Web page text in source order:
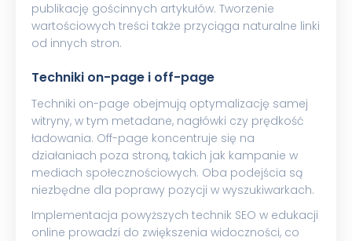
publikację gościnnych artykułów. Tworzenie
wartościowych treści także przyciąga naturalne linki
od innych stron.
Techniki on-page i off-page
Techniki on-page obejmują optymalizację samej
witryny, w tym metadane, nagłówki czy prędkość
ładowania. Off-page koncentruje się na
działaniach poza stroną, takich jak kampanie w
mediach społecznościowych. Oba podejścia są
niezbędne dla poprawy pozycji w wyszukiwarkach.
Implementacja powyższych technik SEO w edukacji
online prowadzi do zwiększenia widoczności, co